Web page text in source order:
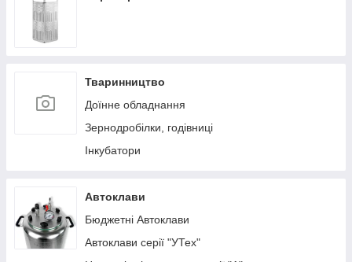
Тваринництво
Доїнне обладнання
Зернодробілки, годівниці
Інкубатори
Автоклави
Бюджетні Автоклави
Автоклави серії "УТех"